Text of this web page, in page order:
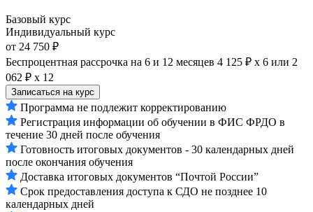
Базовый курс
Индивидуальный курс
от 24 750 ₽
Беспроцентная рассрочка на 6 и 12 месяцев 4 125 ₽ х 6 или 2
062 ₽ х 12
Записаться на курс
Программа не подлежит корректированию
Регистрация информации об обучении в ФИС ФРДО в
течение 30 дней после обучения
Готовность итоговых документов - 30 календарных дней
после окончания обучения
Доставка итоговых документов “Почтой России”
Срок предоставления доступа к СДО не позднее 10
календарных дней